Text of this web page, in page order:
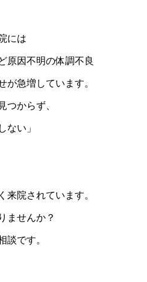
には
原因不明の体調不良
が急増しています。
つからず、
ない」
来院されています。
ませんか？
談です。